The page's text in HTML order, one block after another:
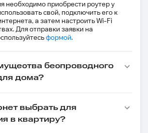
необходимо приобрести роутер у
свой, подключить его к
а затем настроить Wi-Fi
Для отправки заявки на
формой.
беспроводного
дома?
выбрать для
в квартиру?